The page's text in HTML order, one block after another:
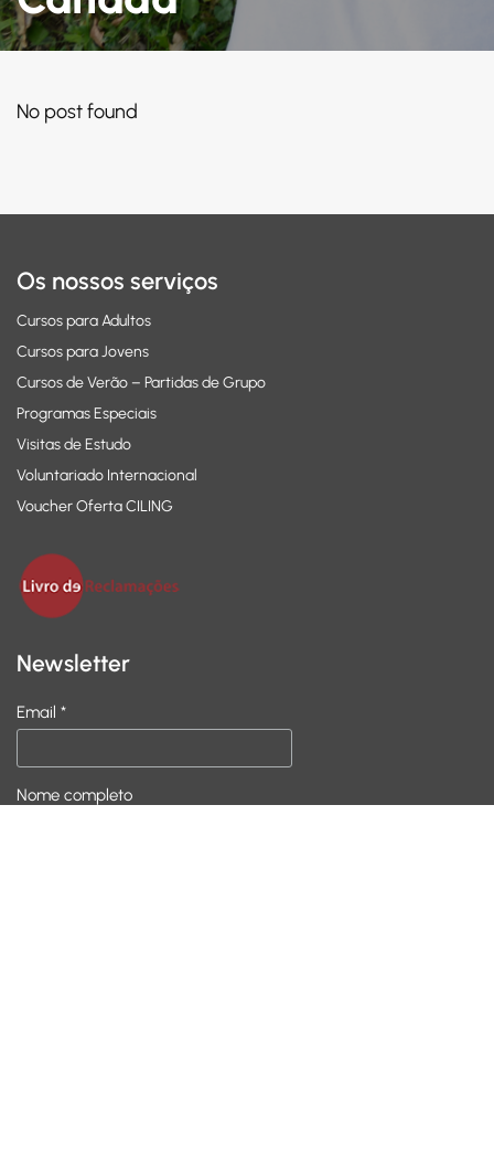
No post found
Os nossos serviços
Cursos para Adultos
Cursos para Jovens
Cursos de Verão – Partidas de Grupo
Programas Especiais
Visitas de Estudo
Voluntariado Internacional
Voucher Oferta CILING
Newsletter
Email *
Nome completo